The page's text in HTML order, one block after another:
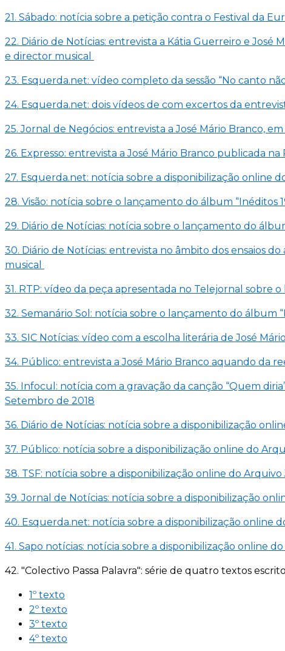
21. Sábado: notícia sobre a petição contra o Festival da
22. Diário de Notícias: entrevista a Kátia Guerreiro e
e director musical
23. Esquerda.net: vídeo completo da sessão “No canto
24. Esquerda.net: dois vídeos de com excertos da
25. Jornal de Negócios: entrevista a José Mário Branco,
26. Expresso: entrevista a José Mário Branco publicada na
27. Esquerda.net: notícia sobre a disponibilização online
28. Visão: notícia sobre o lançamento do álbum “Inéditos
29. Diário de Notícias: notícia sobre o lançamento do
30. Diário de Notícias: entrevista no âmbito dos ensaios
musical
31. RTP: vídeo da peça apresentada no Telejornal sobre
32. Semanário Sol: notícia sobre o lançamento do álbum
33. SIC Notícias: vídeo com a escolha literária de José
34. Público: entrevista a José Mário Branco aquando da
35. Infocul: notícia com a gravação da canção “Quem
Setembro de 2018
36. Diário de Notícias: notícia sobre a disponibilização
37. Público: notícia sobre a disponibilização online do
38. TSF: notícia sobre a disponibilização online do Arquivo
39. Jornal de Notícias: notícia sobre a disponibilização
40. Esquerda.net: notícia sobre a disponibilização online
41. Sapo notícias: notícia sobre a disponibilização online
42. "Colectivo Passa Palavra": série de quatro textos
1º texto
2º texto
3º texto
4º texto